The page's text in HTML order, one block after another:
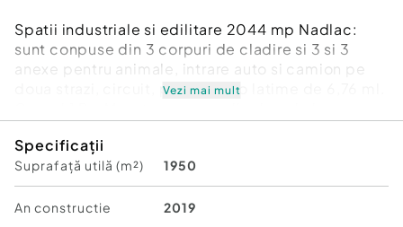
Spatii industriale si edilitare 2044 mp Nadlac:
sunt conpuse din 3 corpuri de cladire si 3 si 3
anexe pentru animale, intrare auto si camion pe
doua strazi, circuit, poarta are o latime de 6,76 ml.
una pietonala, inaltimea la mijloc 5 m, la coame
3,5 m, 3 grupuri sociale cu dusuri si vestiar,
bucatarie spatioasa in suprafata de 38 mp, hol,
sala de mese /birouri, cabina cu panouri electrice,
Vezi mai mult
Specificații
Suprafață utilă (m²) 1950
An constructie 2019